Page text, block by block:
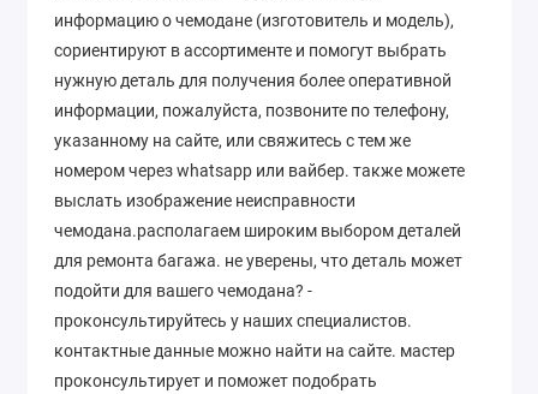
информацию о чемодане (изготовитель и модель),
сориентируют в ассортименте и помогут выбрать
нужную деталь для получения более оперативной
информации, пожалуйста, позвоните по телефону,
указанному на сайте, или свяжитесь с тем же
номером через whatsapp или вайбер. также можете
выслать изображение неисправности
чемодана.располагаем широким выбором деталей
для ремонта багажа. не уверены, что деталь может
подойти для вашего чемодана? -
проконсультируйтесь у наших специалистов.
контактные данные можно найти на сайте. мастер
проконсультирует и поможет подобрать